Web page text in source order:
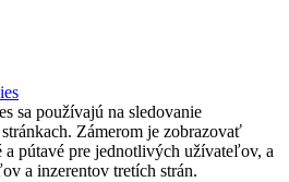
sa používajú na sledovanie
Zámerom je zobrazovať
a pútavé pre jednotlivých užívateľov, a
a inzerentov tretích strán.